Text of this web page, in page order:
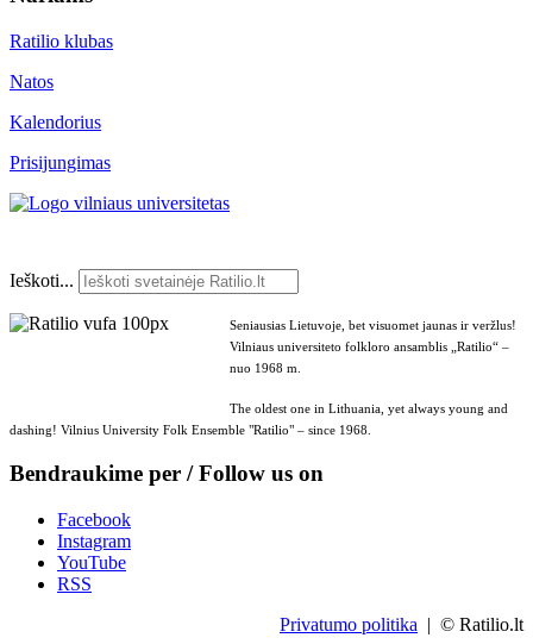
Ratilio klubas
Natos
Kalendorius
Prisijungimas
Ieškoti...
Seniausias Lietuvoje, bet visuomet jaunas ir veržlus!
Vilniaus universiteto folkloro ansamblis „Ratilio“ –
nuo 1968 m.
The oldest one in Lithuania, yet always young and
dashing! Vilnius University Folk Ensemble "Ratilio" – since 1968.
Bendraukime per / Follow us on
Facebook
Instagram
YouTube
RSS
Privatumo politika | © Ratilio.lt